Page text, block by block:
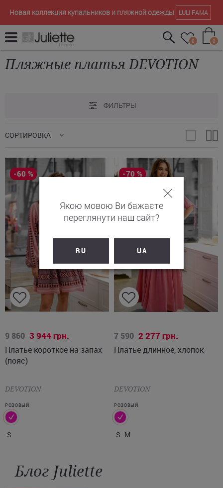
Новая коллекция купальников и пляжной одежды LULI FAMA
0 0
Пляжные платья DEVOTION
ФИЛЬТРЫ
СОРТИРОВКА
-60 %
9 860 3 944грн.
Платье короткое на запах
(пояс)
DEVOTION
РОЗОВЫЙ
S
-70 %
7 590 2 277 грн.
Платье длинное, хлопок
DEVOTION
РОЗОВЫЙ
S M
Блог Juliette
Якою мовою Ви бажаєте
переглянути наш сайт?
RU UA